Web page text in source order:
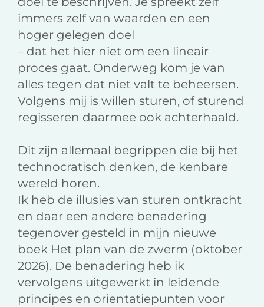
immers zelf van waarden en een
hoger gelegen doel
– dat het hier niet om een lineair
proces gaat. Onderweg kom je van
alles tegen dat niet valt te beheersen.
Volgens mij is willen sturen, of sturend
regisseren daarmee ook achterhaald.
Dit zijn allemaal begrippen die bij het
technocratisch denken, de kenbare
wereld horen.
Ik heb de illusies van sturen ontkracht
en daar een andere benadering
tegenover gesteld in mijn nieuwe
boek Het plan van de zwerm (oktober
2026). De benadering heb ik
vervolgens uitgewerkt in leidende
principes en orientatiepunten voor